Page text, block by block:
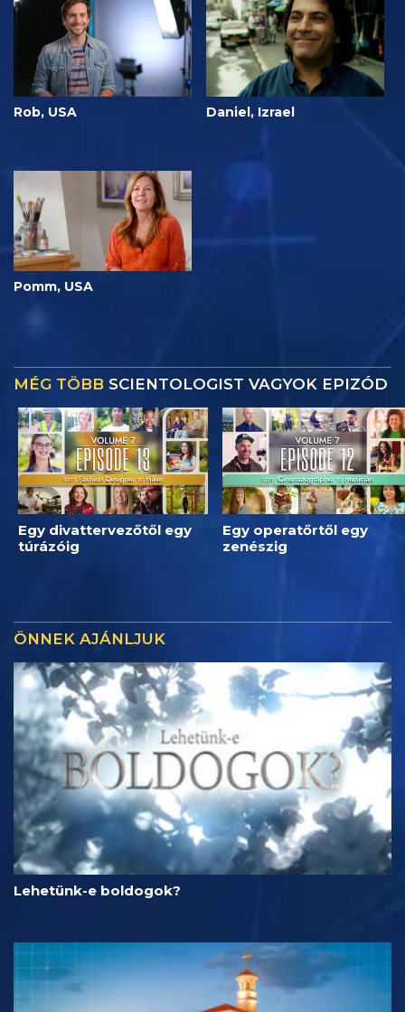
Rob, USA Daniel, Izrael
Pomm, USA
MÉG TÖBB SCIENTOLOGIST VAGYOK EPIZÓD
Egy divattervezőtől egy
túrázóig
Egy operatőrtől egy
zenészig
ÖNNEK AJÁNLJUK
Lehetünk-e boldogok?